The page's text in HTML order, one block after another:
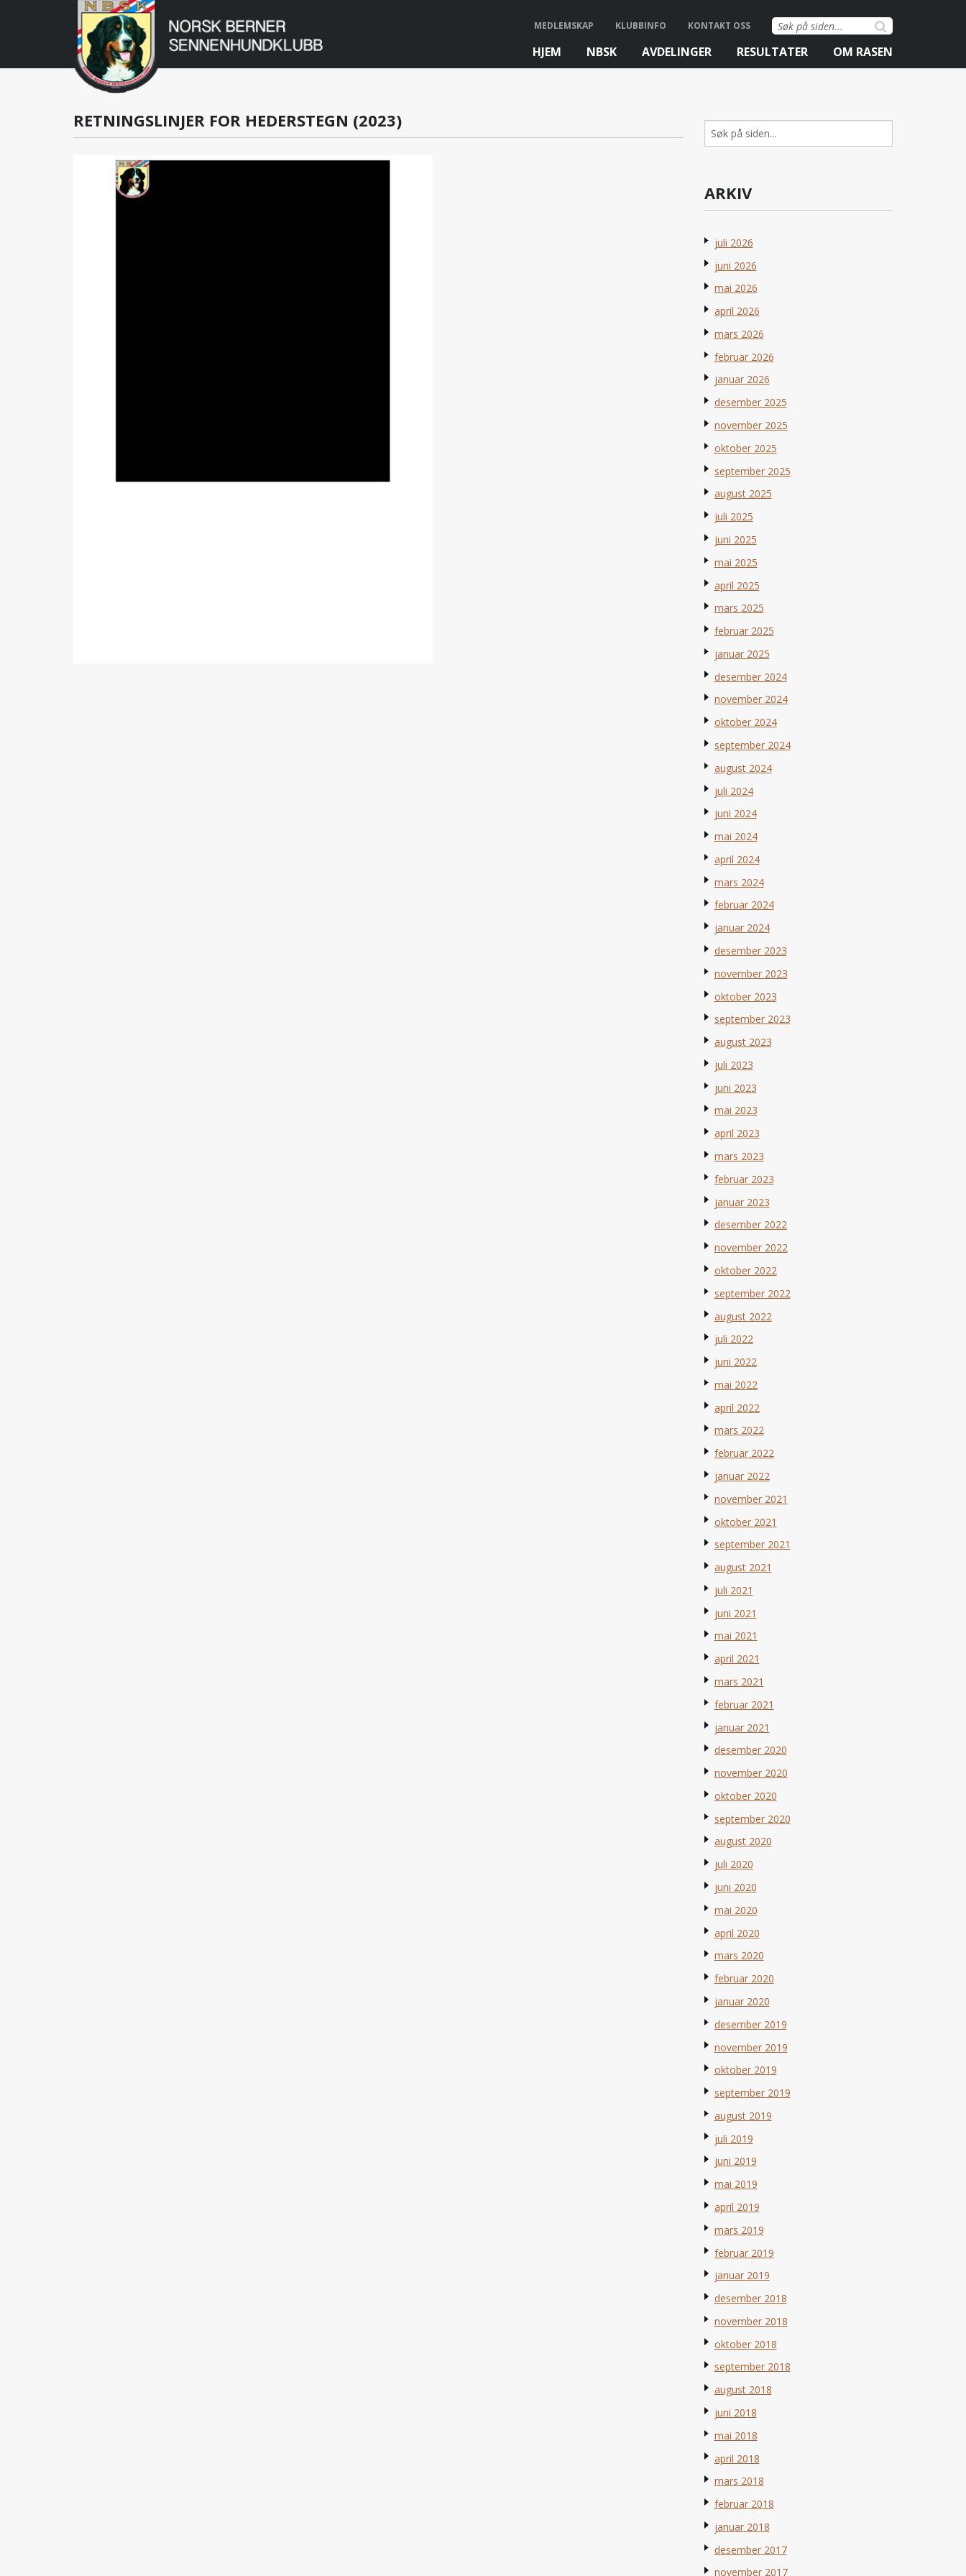
Norsk
Berner
Sennenhundklubb
Søk
etter:
MEDLEMSKAP KLUBBINFO KONTAKT OSS
HJEM NBSK AVDELINGER RESULTATER OM RASEN
RETNINGSLINJER FOR HEDERSTEGN (2023)
Søk
etter:
ARKIV
juli 2026
juni 2026
mai 2026
april 2026
mars 2026
februar 2026
januar 2026
desember 2025
november 2025
oktober 2025
september 2025
august 2025
juli 2025
juni 2025
mai 2025
april 2025
mars 2025
februar 2025
januar 2025
desember 2024
november 2024
oktober 2024
september 2024
august 2024
juli 2024
juni 2024
mai 2024
april 2024
mars 2024
februar 2024
januar 2024
desember 2023
november 2023
oktober 2023
september 2023
august 2023
juli 2023
juni 2023
mai 2023
april 2023
mars 2023
februar 2023
januar 2023
desember 2022
november 2022
oktober 2022
september 2022
august 2022
juli 2022
juni 2022
mai 2022
april 2022
mars 2022
februar 2022
januar 2022
november 2021
oktober 2021
september 2021
august 2021
juli 2021
juni 2021
mai 2021
april 2021
mars 2021
februar 2021
januar 2021
desember 2020
november 2020
oktober 2020
september 2020
august 2020
juli 2020
juni 2020
mai 2020
april 2020
mars 2020
februar 2020
januar 2020
desember 2019
november 2019
oktober 2019
september 2019
august 2019
juli 2019
juni 2019
mai 2019
april 2019
mars 2019
februar 2019
januar 2019
desember 2018
november 2018
oktober 2018
september 2018
august 2018
juni 2018
mai 2018
april 2018
mars 2018
februar 2018
januar 2018
desember 2017
november 2017